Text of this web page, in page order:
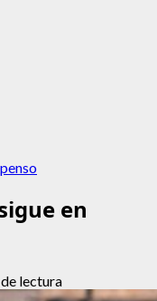
en
lectura